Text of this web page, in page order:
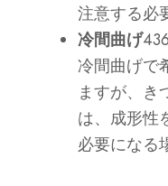
注意する必
冷間曲げ
冷間曲げで
ますが、き
は、成形性
必要になる